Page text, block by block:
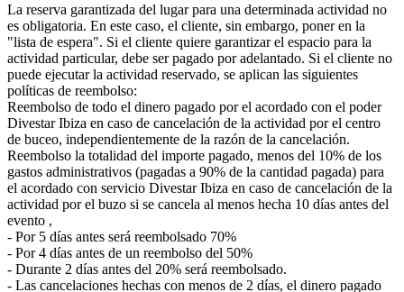
La reserva garantizada del lugar para una determinada actividad no
es obligatoria. En este caso, el cliente, sin embargo, poner en la
"lista de espera". Si el cliente quiere garantizar el espacio para la
actividad particular, debe ser pagado por adelantado. Si el cliente no
puede ejecutar la actividad reservado, se aplican las siguientes
políticas de reembolso:
Reembolso de todo el dinero pagado por el acordado con el poder
Divestar Ibiza en caso de cancelación de la actividad por el centro
de buceo, independientemente de la razón de la cancelación.
Reembolso la totalidad del importe pagado, menos del 10% de los
gastos administrativos (pagadas a 90% de la cantidad pagada) para
el acordado con servicio Divestar Ibiza en caso de cancelación de la
actividad por el buzo si se cancela al menos hecha 10 días antes del
evento ,
- Por 5 días antes será reembolsado 70%
- Por 4 días antes de un reembolso del 50%
- Durante 2 días antes del 20% será reembolsado.
- Las cancelaciones hechas con menos de 2 días, el dinero pagado